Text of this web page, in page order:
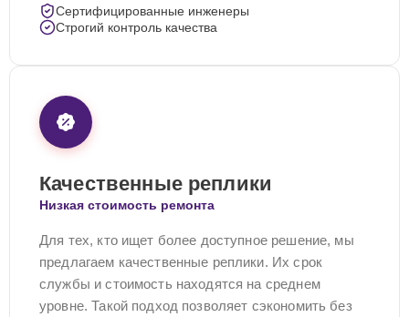
Сертифицированные инженеры
Строгий контроль качества
Качественные реплики
Низкая стоимость ремонта
Для тех, кто ищет более доступное решение, мы
предлагаем качественные реплики. Их срок
службы и стоимость находятся на среднем
уровне. Такой подход позволяет сэкономить без